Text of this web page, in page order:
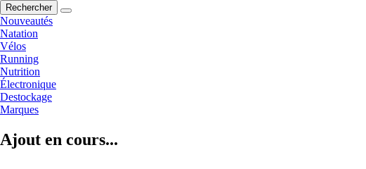
Rechercher
Nouveautés
Natation
Vélos
Running
Nutrition
Électronique
Destockage
Marques
Ajout en cours...